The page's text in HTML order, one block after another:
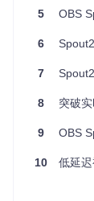
传统传输流程
Spout2传输
这种架构将
内，同时避
5 OBS
6 Spout2
7 Spout2
8 突破实时
9 OBS
10 低延迟视